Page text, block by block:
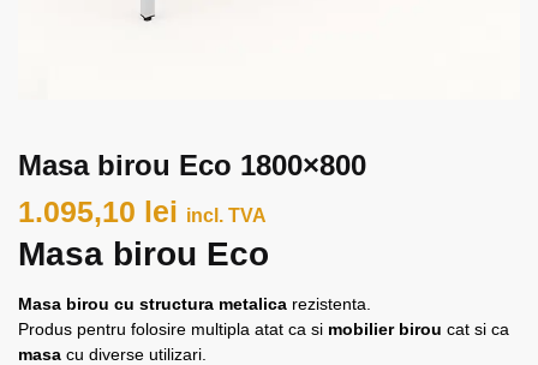
Masa birou Eco 1800×800
1.095,10 lei incl. TVA
Masa birou Eco
Masa birou cu structura metalica rezistenta.
Produs pentru folosire multipla atat ca si mobilier birou cat si ca
masa cu diverse utilizari.